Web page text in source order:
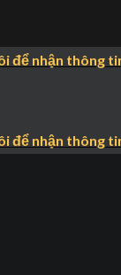
để nhận thông
để nhận thông